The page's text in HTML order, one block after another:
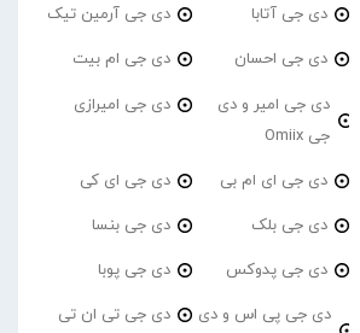
دی جی آتابا دی جی آرمین تیک
دی جی احسان دی جی ام بیت
دی جی امیر و دی
جی Omiix
دی جی امیرازی
دی جی ای ام بی دی جی ای کی
دی جی بلک دی جی بنسا
دی جی پدوکس دی جی پوبا
دی جی پی اس و دی
دی جی تی ان تی